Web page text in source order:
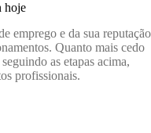
hoje
emprego e da sua reputação
Quanto mais cedo
as etapas acima,
profissionais.